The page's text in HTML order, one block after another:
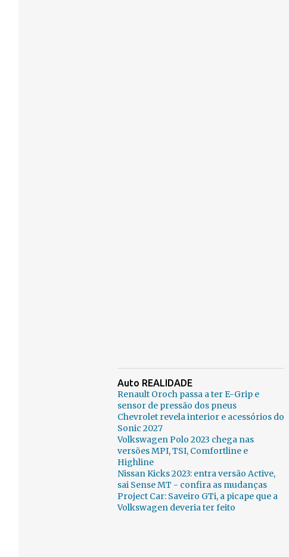
Auto REALIDADE
Renault Oroch passa a ter E-Grip e
sensor de pressão dos pneus
Chevrolet revela interior e acessórios do
Sonic 2027
Volkswagen Polo 2023 chega nas
versões MPI, TSI, Comfortline e
Highline
Nissan Kicks 2023: entra versão Active,
sai Sense MT - confira as mudanças
Project Car: Saveiro GTi, a picape que a
Volkswagen deveria ter feito